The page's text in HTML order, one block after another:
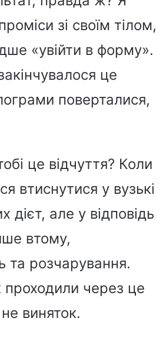
зі своїм тілом,
«увійти в форму».
це
поверталися,
це відчуття? Коли
втиснутися у вузькі
дієт, але у відповідь
втому,
та розчарування.
проходили через це
виняток.